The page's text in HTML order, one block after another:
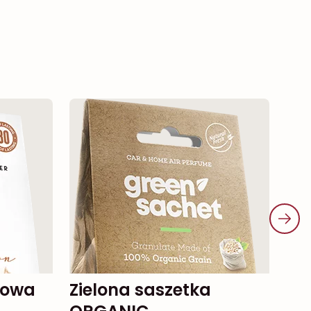
zielona saszetka